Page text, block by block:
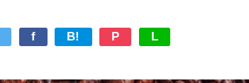
f B! P L